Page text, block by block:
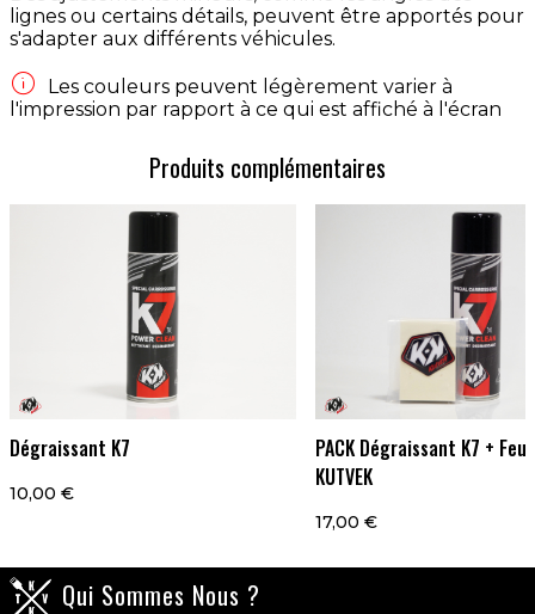
lignes ou certains détails, peuvent être apportés pour
s'adapter aux différents véhicules.

Les couleurs peuvent légèrement varier à
l'impression par rapport à ce qui est affiché à l'écran
Produits complémentaires
Dégraissant K7
10,00 €
PACK Dégraissant K7 +
KUTVEK
17,00 €
Qui Sommes Nous ?